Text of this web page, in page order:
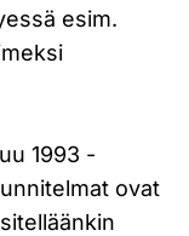
esim.
1993 -
ovat